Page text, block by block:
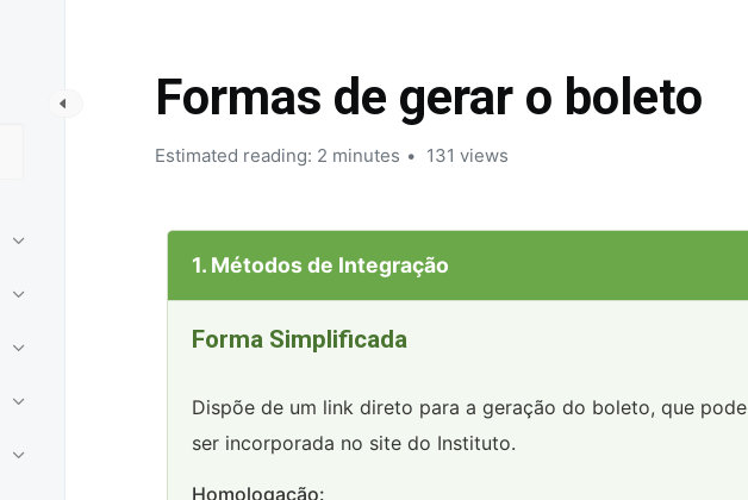
Formas de gerar o boleto
Estimated reading: 2 minutes 131 views
1. Métodos de Integração
Forma Simplificada
Dispõe de um link direto para a geração do boleto, que pode
ser incorporada no site do Instituto.
Homologação: